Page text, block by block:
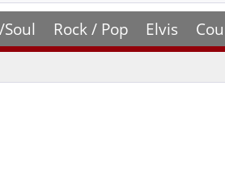
Soul Rock / Pop Elvis